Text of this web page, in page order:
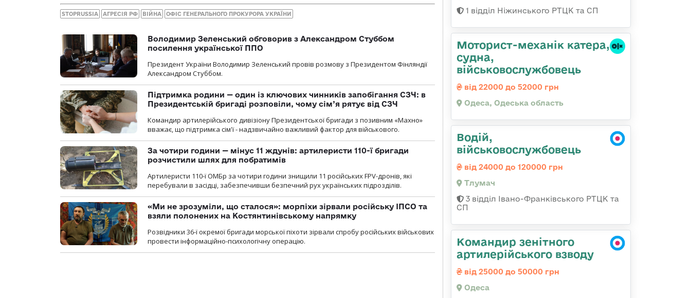
STOPRUSSIA АГРЕСІЯ РФ ВІЙНА ОФІС ГЕНЕРАЛЬНОГО ПРОКУРОРА УКРАЇНИ
Володимир Зеленський обговорив з Александром Стуббом
посилення української ППО
Президент України Володимир Зеленський провів розмову з Президентом Фінляндії
Александром Стуббом.
Підтримка родини — один із ключових чинників запобігання СЗЧ: в
Президентській бригаді розповіли, чому сім’я рятує від СЗЧ
Командир артилерійського дивізіону Президентської бригади з позивним «Махно»
вважає, що підтримка сім'ї - надзвичайно важливий фактор для військового.
За чотири години — мінус 11 ждунів: артилеристи 110-ї бригади
розчистили шлях для побратимів
Артилеристи 110-ї ОМБр за чотири години знищили 11 російських FPV-дронів, які
перебували в засідці, забезпечивши безпечний рух українських підрозділів.
«Ми не зрозуміли, що сталося»: морпіхи зірвали російську ІПСО та
взяли полонених на Костянтинівському напрямку
Розвідники 36-ї окремої бригади морської піхоти зірвали спробу російських військових
провести інформаційно-психологічну операцію.
1 відділ Ніжинського РТЦК та СП
Моторист-механік катера,
судна,
військовослужбовець
від 22000 до 52000 грн
Одеса, Одеська область
Водій,
військовослужбовець
від 24000 до 120000 грн
Тлумач
3 відділ Івано-Франківського РТЦК та
СП
Командир зенітного
артилерійського взводу
від 25000 до 50000 грн
Одеса